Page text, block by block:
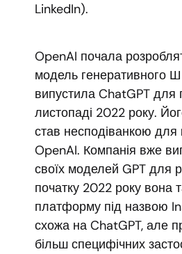
LinkedIn).
OpenAI почала
модель генеративного
випустила ChatGPT для
листопаді 2022 року.
став несподіванкою для
OpenAI. Компанія вже
своїх моделей GPT для
початку 2022 року вона
платформу під назвою
схожа на ChatGPT, але
більш специфічних